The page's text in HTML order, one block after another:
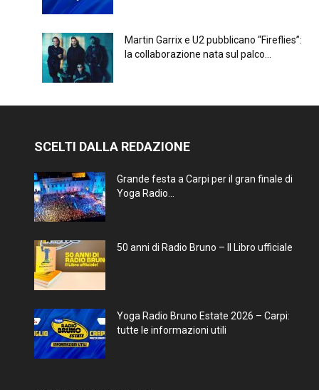
Martin Garrix e U2 pubblicano “Fireflies”:
la collaborazione nata sul palco...
SCELTI DALLA REDAZIONE
Grande festa a Carpi per il gran finale di
Yoga Radio...
50 anni di Radio Bruno – Il Libro ufficiale
Yoga Radio Bruno Estate 2026 – Carpi:
tutte le informazioni utili